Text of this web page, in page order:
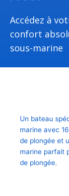
Accédez à
confort
sous-marine
Un bateau
marine avec
de plongée et
marine parfait
de plongée.